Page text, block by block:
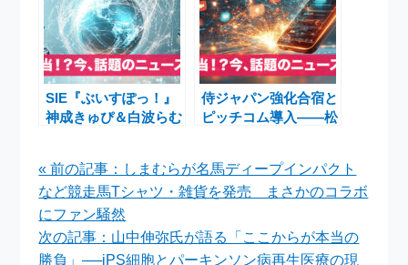
SIE『ぶいすぽっ！』
神成きゅぴ＆白波らむ
LINEUP⤴」PS5注目
11タイトルラップ紹
介映像公開
侍ジャパン強化合宿と
ピッチコム導入――松
最新ニュース
« 前の記事：しまむらが名馬ディープインパクト
など競走馬Tシャツ・雑貨を発売 まさかのコラボ
にファン騒然
次の記事：山中伸弥氏が語る「ここからが本当の
勝負」──iPS細胞とパーキンソン病再生医療の現